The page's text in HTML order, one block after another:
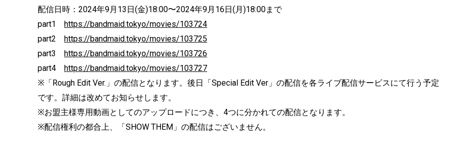
配信日時：2024年9月13日(金)18:00〜2024年9月16日(月)18:00まで
part1 https://bandmaid.tokyo/movies/103724
part2 https://bandmaid.tokyo/movies/103725
part3 https://bandmaid.tokyo/movies/103726
part4 https://bandmaid.tokyo/movies/103727
※「Rough Edit Ver.」の配信となります。後日「Special Edit Ver」の配信を各ライブ配信サービスにて行う予定
です。詳細は改めてお知らせします。
※お盟主様専用動画としてのアップロードにつき、4つに分かれての配信となります。
※配信権利の都合上、「SHOW THEM」の配信はございません。